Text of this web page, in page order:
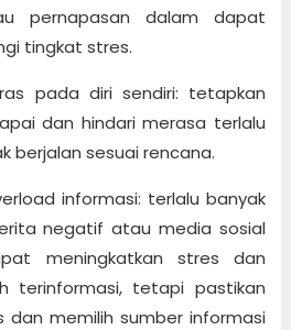
pernapasan dalam dapat
tingkat stres.
pada diri sendiri: tetapkan
dan hindari merasa terlalu
berjalan sesuai rencana.
informasi: terlalu banyak
negatif atau media sosial
meningkatkan stres dan
terinformasi, tetapi pastikan
memilih sumber informasi